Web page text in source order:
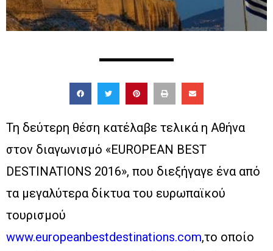
Τη δεύτερη θέση κατέλαβε τελικά η Αθήνα
στον διαγωνισμό «EUROPEAN BEST
DESTINATIONS 2016», που διεξήγαγε ένα από
τα μεγαλύτερα δίκτυα του ευρωπαϊκού
τουρισμού
www.europeanbestdestinations.com,το οποίο